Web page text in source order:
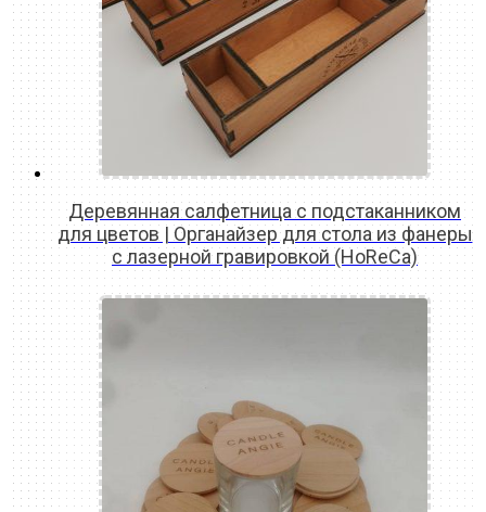
Деревянная салфетница с подстаканником
для цветов | Органайзер для стола из фанеры
с лазерной гравировкой (HoReCa)
READ MORE